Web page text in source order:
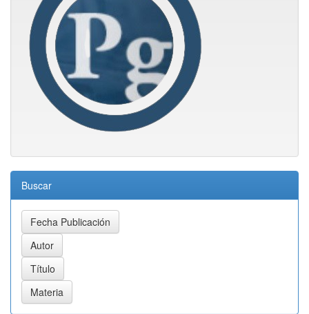
Buscar